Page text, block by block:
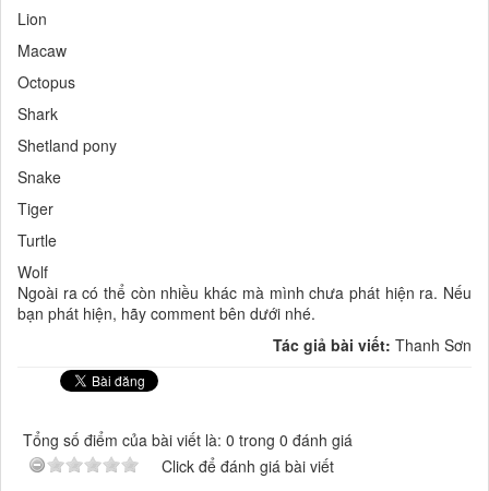
Lion
Macaw
Octopus
Shark
Shetland pony
Snake
Tiger
Turtle
Wolf
Ngoài ra có thể còn nhiều khác mà mình chưa phát hiện ra. Nếu
bạn phát hiện, hãy comment bên dưới nhé.
Tác giả bài viết: Thanh Sơn
Tổng số điểm của bài viết là: 0 trong 0 đánh giá
Click để đánh giá bài viết